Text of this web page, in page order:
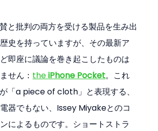
と批判の両方を受ける製品を生み出
史を持っていますが、その最新ア
即座に議論を巻き起こしたものは
せん： the iPhone Pocket。これ
「a piece of cloth」と表現する、
器でもない、Issey Miyakeとのコ
によるものです。ショートストラ